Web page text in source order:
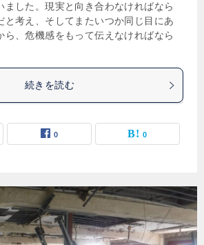
ました。現実と向き合わなければなら
と考え、そしてまたいつか同じ目にあ
ら、危機感をもって伝えなければなら
続きを読む
0 0